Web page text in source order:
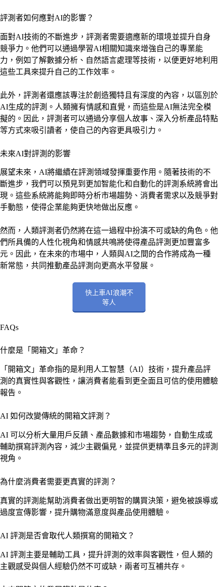
評測者如何應對AI的影響？
面對AI技術的不斷進步，評測者需要適應新的環境並提升自身
競爭力。他們可以通過學習AI相關知識來增強自己的專業能
力，例如了解數據分析、自然語言處理等技術，以便更好地利用
這些工具來提升自己的工作效率。
此外，評測者還應該專注於創造獨特且有深度的內容，以區別於
AI生成的評測。人類擁有情感和直覺，而這些是AI無法完全模
擬的。因此，評測者可以通過分享個人故事、深入分析產品特點
等方式來吸引讀者，使自己的內容更具吸引力。
未來AI對評測的影響
展望未來，AI將繼續在評測領域發揮重要作用。隨著技術的不
斷進步，我們可以預見到更加智能化和自動化的評測系統將會出
現。這些系統將能夠即時分析市場趨勢、消費者需求以及競爭對
手動態，使得企業能夠更快地做出反應。
然而，人類評測者仍然將在這一過程中扮演不可或缺的角色。他
們所具備的人性化視角和情感共鳴將使得產品評測更加豐富多
元。因此，在未來的市場中，人類與AI之間的合作將成為一種
新常態，共同推動產品評測向更高水平發展。
快上車AI浪潮不
等人
FAQs
什麼是「開箱文」革命？
「開箱文」革命指的是利用人工智慧（AI）技術，提升產品評
測的真實性與客觀性，讓消費者能看到更全面且可信的使用體驗
報告。
AI 如何改變傳統的開箱文評測？
AI 可以分析大量用戶反饋、產品數據和市場趨勢，自動生成或
輔助撰寫評測內容，減少主觀偏見，並提供更精準且多元的評測
視角。
為什麼消費者需要更真實的評測？
真實的評測能幫助消費者做出更明智的購買決策，避免被誤導或
過度宣傳影響，提升購物滿意度與產品使用體驗。
AI 評測是否會取代人類撰寫的開箱文？
AI 評測主要是輔助工具，提升評測的效率與客觀性，但人類的
主觀感受與個人經驗仍然不可或缺，兩者可互補共存。